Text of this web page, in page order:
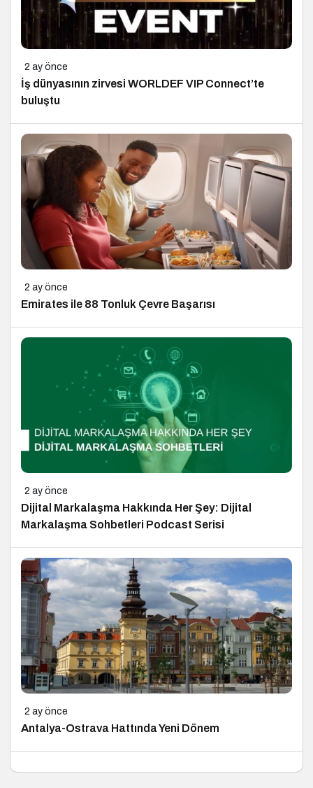
2 ay önce
İş dünyasının zirvesi WORLDEF VIP Connect’te
buluştu
2 ay önce
Emirates ile 88 Tonluk Çevre Başarısı
2 ay önce
Dijital Markalaşma Hakkında Her Şey: Dijital
Markalaşma Sohbetleri Podcast Serisi
2 ay önce
Antalya-Ostrava Hattında Yeni Dönem